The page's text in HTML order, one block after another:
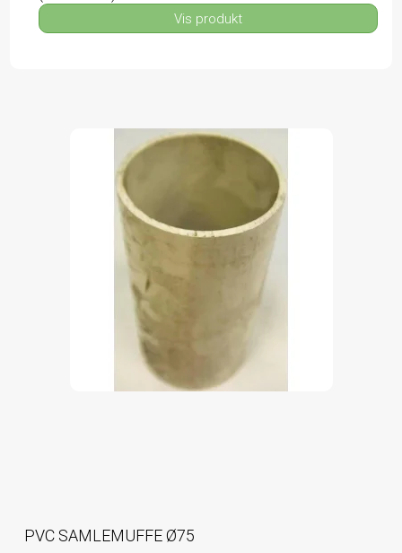
Vis produkt
PVC SAMLEMUFFE Ø75